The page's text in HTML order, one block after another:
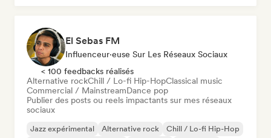
El Sebas FM
Influenceur·euse Sur Les Réseaux Sociaux
< 100 feedbacks réalisés
Alternative rockChill / Lo-fi Hip-HopClassical music
Commercial / MainstreamDance pop
Publier des posts ou reels impactants sur mes réseaux
sociaux
Jazz expérimental Alternative rock
Chill / Lo-fi Hip-Hop